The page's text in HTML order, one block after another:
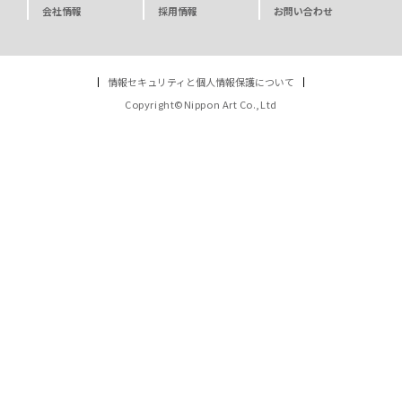
会社情報 採用情報 お問い合わせ
情報セキュリティと個人情報保護について
Copyright©Nippon Art Co.,Ltd